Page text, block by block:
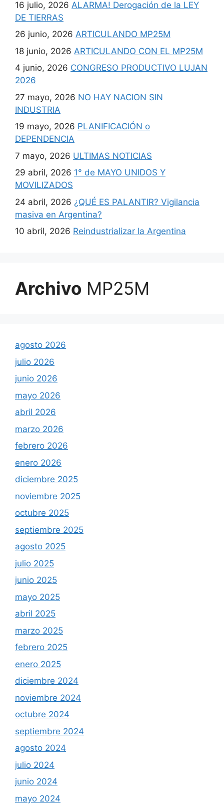
16 julio, 2026 ALARMA! Derogación de la LEY
DE TIERRAS
26 junio, 2026 ARTICULANDO MP25M
18 junio, 2026 ARTICULANDO CON EL MP25M
4 junio, 2026 CONGRESO PRODUCTIVO LUJAN
2026
27 mayo, 2026 NO HAY NACION SIN
INDUSTRIA
19 mayo, 2026 PLANIFICACIÓN o
DEPENDENCIA
7 mayo, 2026 ULTIMAS NOTICIAS
29 abril, 2026 1° de MAYO UNIDOS Y
MOVILIZADOS
24 abril, 2026 ¿QUÉ ES PALANTIR? Vigilancia
masiva en Argentina?
10 abril, 2026 Reindustrializar la Argentina
Archivo MP25M
agosto 2026
julio 2026
junio 2026
mayo 2026
abril 2026
marzo 2026
febrero 2026
enero 2026
diciembre 2025
noviembre 2025
octubre 2025
septiembre 2025
agosto 2025
julio 2025
junio 2025
mayo 2025
abril 2025
marzo 2025
febrero 2025
enero 2025
diciembre 2024
noviembre 2024
octubre 2024
septiembre 2024
agosto 2024
julio 2024
junio 2024
mayo 2024